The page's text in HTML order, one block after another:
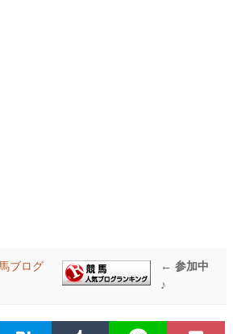
← 参加中
♪